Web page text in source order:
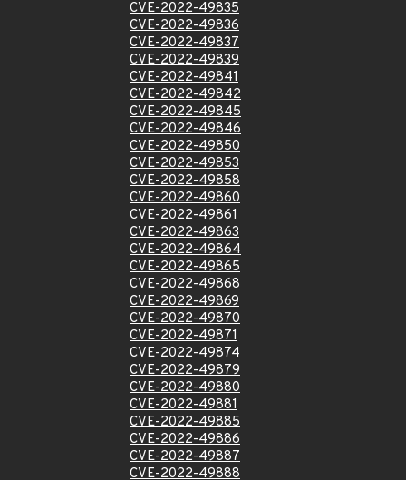
CVE-2022-49835
CVE-2022-49836
CVE-2022-49837
CVE-2022-49839
CVE-2022-49841
CVE-2022-49842
CVE-2022-49845
CVE-2022-49846
CVE-2022-49850
CVE-2022-49853
CVE-2022-49858
CVE-2022-49860
CVE-2022-49861
CVE-2022-49863
CVE-2022-49864
CVE-2022-49865
CVE-2022-49868
CVE-2022-49869
CVE-2022-49870
CVE-2022-49871
CVE-2022-49874
CVE-2022-49879
CVE-2022-49880
CVE-2022-49881
CVE-2022-49885
CVE-2022-49886
CVE-2022-49887
CVE-2022-49888